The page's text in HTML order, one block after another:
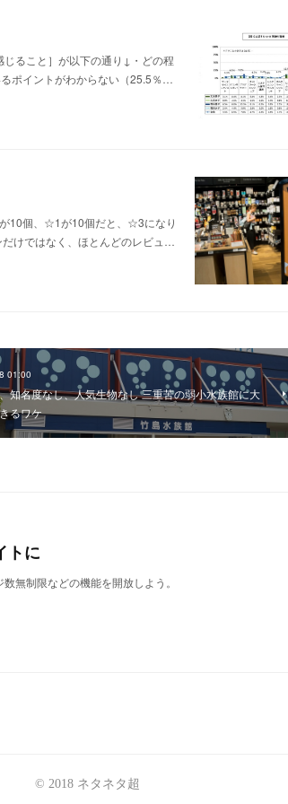
じること］が以下の通り↓・どの程
ポイントがわからない（25.5％…
10個、☆1が10個だと、☆3になり
けではなく、ほとんどのレビュ…
01:00
知名度なし、人気生物なし 三重苦の弱小水族館に大
るワケ
トに
無制限などの機能を開放しよう。
© 2018 ネタネタ超